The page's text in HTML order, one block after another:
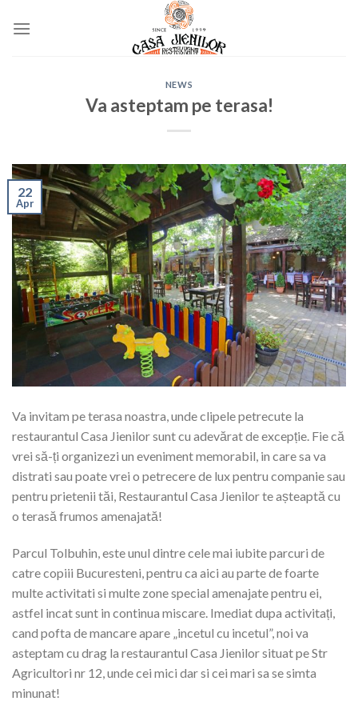
NEWS
Va asteptam pe terasa!
22
Apr
Va invitam pe terasa noastra, unde clipele petrecute la
restaurantul Casa Jienilor sunt cu adevărat de excepție. Fie că
vrei să-ți organizezi un eveniment memorabil, in care sa va
distrati sau poate vrei o petrecere de lux pentru companie sau
pentru prietenii tăi, Restaurantul Casa Jienilor te așteaptă cu
o terasă frumos amenajată!
Parcul Tolbuhin, este unul dintre cele mai iubite parcuri de
catre copiii Bucuresteni, pentru ca aici au parte de foarte
multe activitati si multe zone special amenajate pentru ei,
astfel incat sunt in continua miscare. Imediat dupa activitați,
cand pofta de mancare apare „incetul cu incetul”, noi va
asteptam cu drag la restaurantul Casa Jienilor situat pe Str
Agricultori nr 12, unde cei mici dar si cei mari sa se simta
minunat!